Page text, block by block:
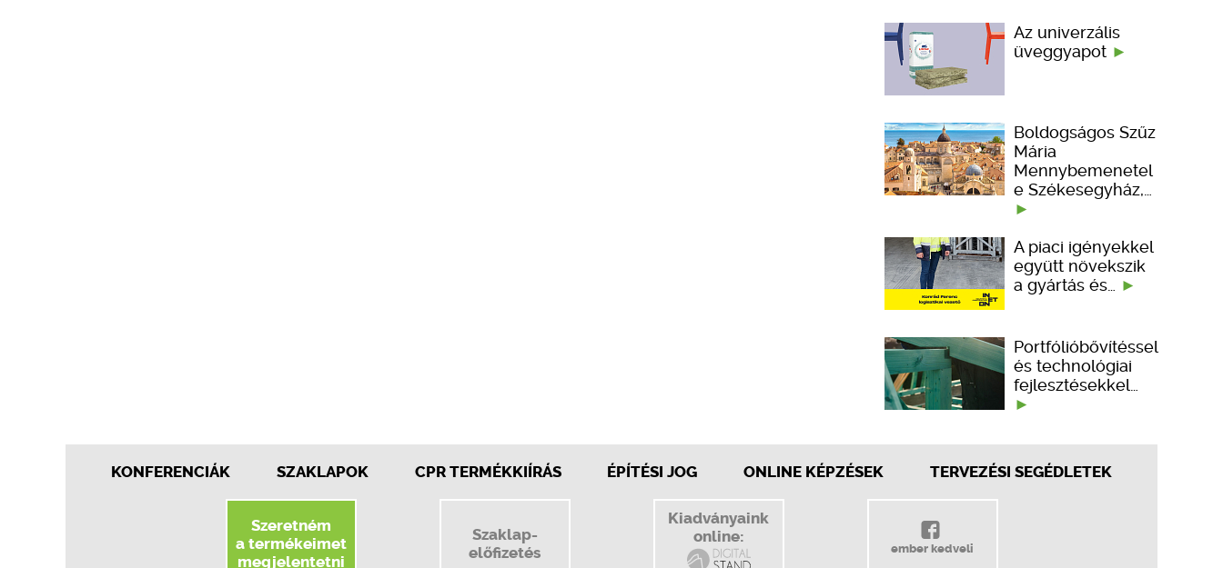
Az univerzális
üveggyapot
Boldogságos Szűz
Mária
Mennybemenetel
e Székesegyház,…
A piaci igényekkel
együtt növekszik
a gyártás és…
Portfólióbővítéssel
és technológiai
fejlesztésekkel…
KONFERENCIÁK SZAKLAPOK CPR TERMÉKKIÍRÁS ÉPÍTÉSI JOG ONLINE KÉPZÉSEK TERVEZÉSI SEGÉDLETEK
Szeretném
a termékeimet
megjelentetni
Szaklap-
előfizetés
Kiadványaink
online:
ember kedveli